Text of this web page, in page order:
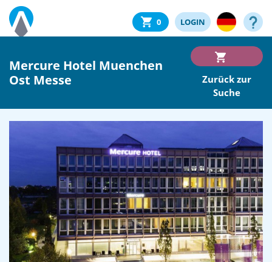
0 LOGIN
Mercure Hotel Muenchen
Ost Messe
Zurück zur
Suche